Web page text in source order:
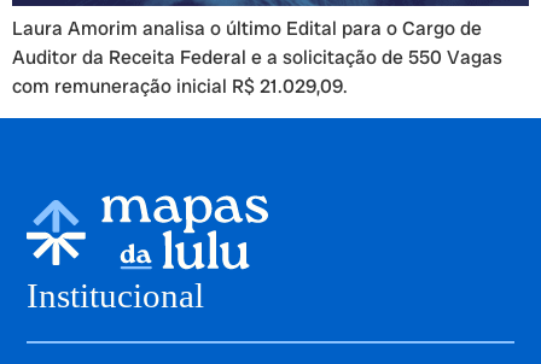
Laura Amorim analisa o último Edital para o Cargo de
Auditor da Receita Federal e a solicitação de 550 Vagas
com remuneração inicial R$ 21.029,09.
Institucional